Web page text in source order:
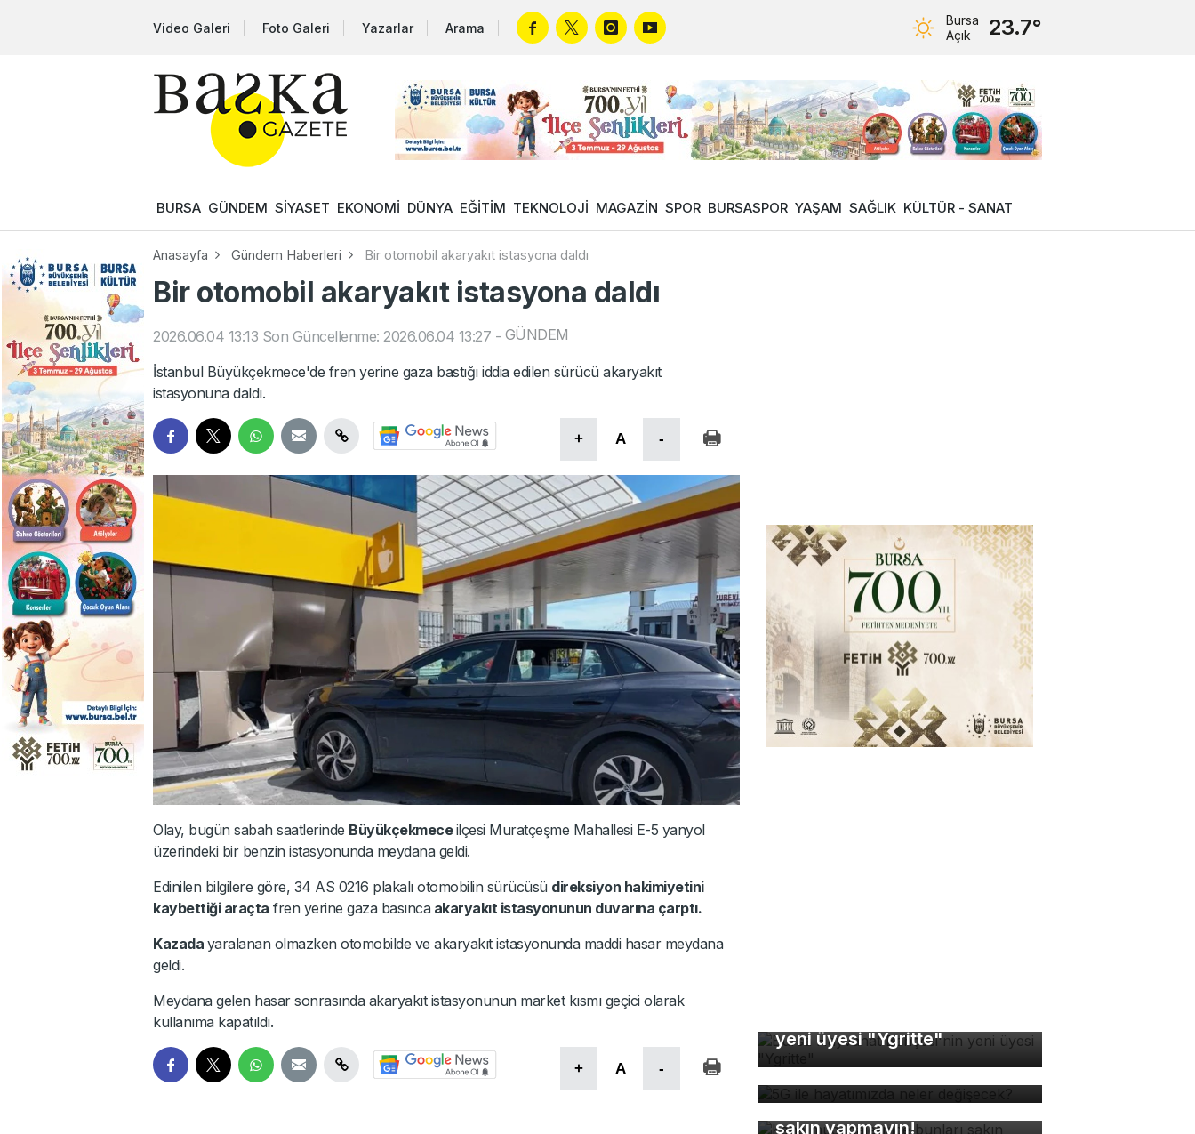
Video Galeri Foto Galeri Yazarlar Arama
Bursa
Açık
23.7°
BURSA GÜNDEM SİYASET EKONOMİ DÜNYA EĞİTİM TEKNOLOJİ MAGAZİN SPOR BURSASPOR YAŞAM SAĞLIK KÜLTÜR - SANAT
Anasayfa Gündem Haberleri Bir otomobil akaryakıt istasyona daldı
Bir otomobil akaryakıt istasyona daldı
2026.06.04 13:13 Son Güncellenme: 2026.06.04 13:27 - GÜNDEM
İstanbul Büyükçekmece'de fren yerine gaza bastığı iddia edilen sürücü akaryakıt
istasyonuna daldı.
+ A -
Olay, bugün sabah saatlerinde Büyükçekmeceilçesi Muratçeşme Mahallesi E-5 yanyol
üzerindeki bir benzin istasyonunda meydana geldi.
Edinilen bilgilere göre, 34 AS 0216 plakalı otomobilin sürücüsü direksiyon hakimiyetini
kaybettiği araçta fren yerine gaza basınca akaryakıt istasyonunun duvarına çarptı.
Kazada yaralanan olmazken otomobilde ve akaryakıt istasyonunda maddi hasar meydana
geldi.
Meydana gelen hasar sonrasında akaryakıt istasyonunun market kısmı geçici olarak
kullanıma kapatıldı.
+ A -
yeni üyesi "Ygritte"
5G ile hayatımızda neler
değişecek?
Kene müdahalesinde bunları
sakın yapmayın!